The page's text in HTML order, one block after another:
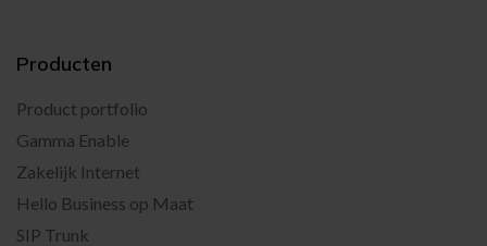
Producten
Product portfolio
Gamma Enable
Zakelijk Internet
Hello Business op Maat
SIP Trunk